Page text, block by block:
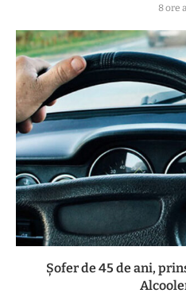
8 ore
Șofer de 45 de ani,